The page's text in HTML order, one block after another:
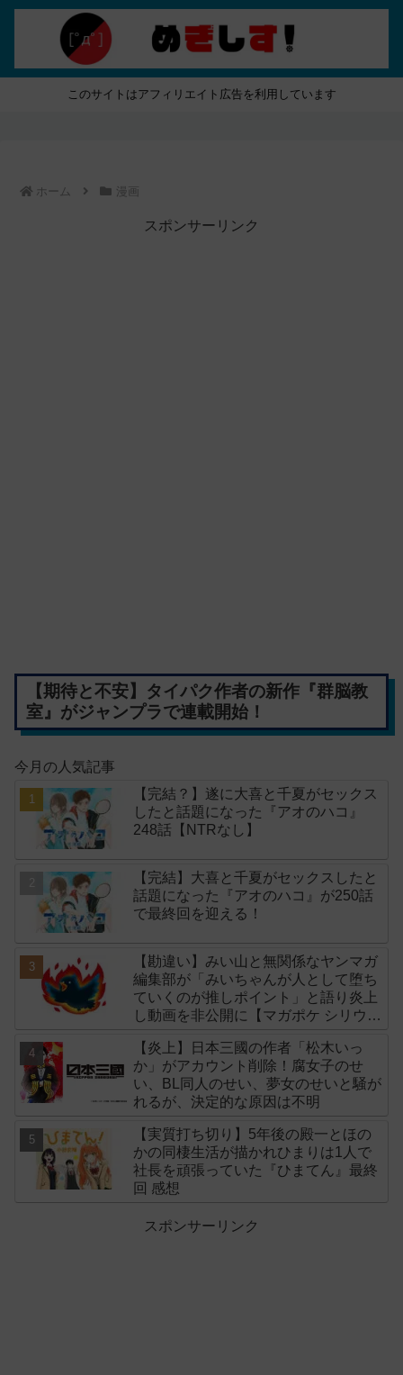
このサイトはアフィリエイト広告を利用しています
ホーム 漫画
スポンサーリンク
【期待と不安】タイパク作者の新作『群脳教
室』がジャンプラで連載開始！
今月の人気記事
【完結？】遂に大喜と千夏がセックス
したと話題になった『アオのハコ』
248話【NTRなし】
【完結】大喜と千夏がセックスしたと
話題になった『アオのハコ』が250話
で最終回を迎える！
【勘違い】みい山と無関係なヤンマガ
編集部が「みいちゃんが人として堕ち
ていくのが推しポイント」と語り炎上
し動画を非公開に【マガポケ シリウ
【炎上】日本三國の作者「松木いっ
か」がアカウント削除！腐女子のせ
い、BL同人のせい、夢女のせいと騒が
れるが、決定的な原因は不明
【実質打ち切り】5年後の殿一とほの
かの同棲生活が描かれひまりは1人で
社長を頑張っていた『ひまてん』最終
回 感想
スポンサーリンク